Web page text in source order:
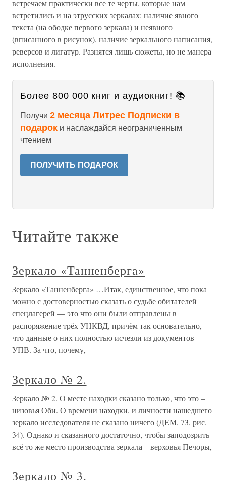
встречаем практически все те черты, которые нам
встретились и на этрусских зеркалах: наличие явного
текста (на ободке первого зеркала) и неявного
(вписанного в рисунок), наличие зеркального написания,
реверсов и лигатур. Разнятся лишь сюжеты, но не манера
исполнения.
Более 800 000 книг и аудиокниг! 📚
Получи 2 месяца Литрес Подписки в
подарок и наслаждайся неограниченным
чтением
ПОЛУЧИТЬ ПОДАРОК
Читайте также
Зеркало «Танненберга»
Зеркало «Танненберга» …Итак, единственное, что пока
можно с достоверностью сказать о судьбе обитателей
спецлагерей — это что они были отправлены в
распоряжение трёх УНКВД, причём так основательно,
что данные о них полностью исчезли из документов
УПВ. За что, почему,
Зеркало № 2.
Зеркало № 2. О месте находки сказано только, что это –
низовья Оби. О времени находки, и личности нашедшего
зеркало исследователя не сказано ничего (ДЕМ, 73, рис.
34). Однако и сказанного достаточно, чтобы заподозрить
всё то же место производства зеркала – верховья Печоры,
Зеркало № 3.